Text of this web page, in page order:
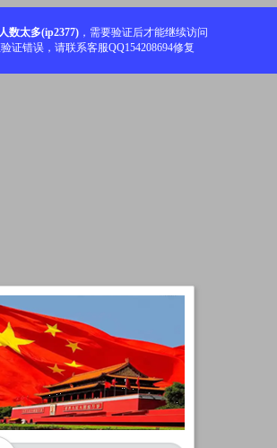
数太多(ip2377) ，需要验证后才能继续访问
证错误，请联系客服QQ154208694修复
加载中